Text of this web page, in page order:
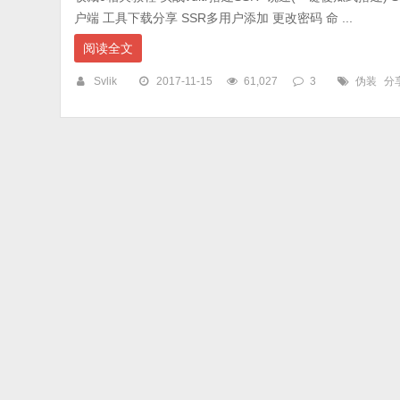
户端 工具下载分享 SSR多用户添加 更改密码 命 ...
阅读全文
Svlik 2017-11-15 61,027 3 伪装 分